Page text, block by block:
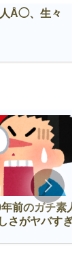
人Å◯、生々
前のガチ素人
さがヤバすぎ